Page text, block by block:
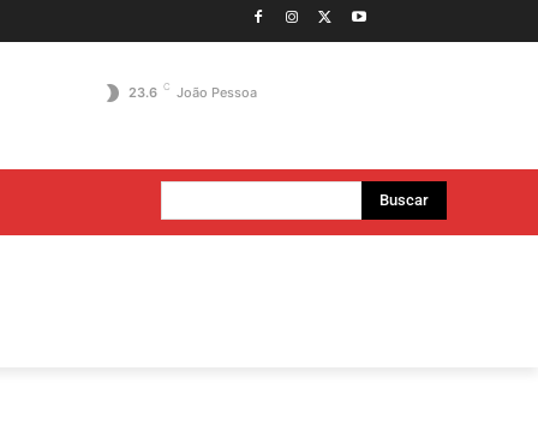
23.6 C João Pessoa
Buscar